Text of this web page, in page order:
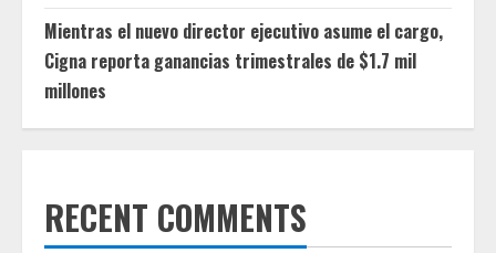
Mientras el nuevo director ejecutivo asume el cargo,
Cigna reporta ganancias trimestrales de $1.7 mil
millones
RECENT COMMENTS